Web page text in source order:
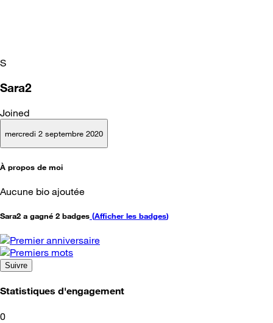
S
Sara2
Joined
mercredi 2 septembre 2020
À propos de moi
Aucune bio ajoutée
Sara2 a gagné 2 badges (Afficher les badges)
Suivre
Statistiques d'engagement
0